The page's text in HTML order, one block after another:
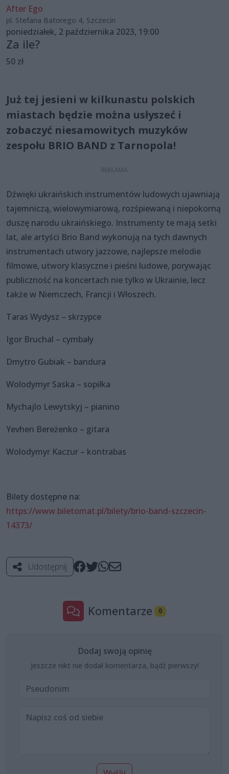
After Ego
pl. Stefana Batorego 4, Szczecin
poniedziałek, 2 października 2023, 19:00
Za ile?
50 zł
Już tej jesieni w kilkunastu polskich
miastach będzie można usłyszeć i
zobaczyć niesamowitych muzyków
zespołu BRIO BAND z Tarnopola!
Dźwięki ukraińskich instrumentów ludowych ujawniają
tajemniczą, wielowymiarową, rozśpiewaną i niepokorną
duszę narodu ukraińskiego. Instrumenty te mają setki
lat, ale artyści Brio Band wykonują na tych dawnych
instrumentach utwory jazzowe, najlepsze melodiе
filmowe, utwory klasyczne i pieśni ludowe, porywając
publiczność na koncertach nie tylko w Ukrainie, lecz
także w Niemczech, Francji i Włoszech.
Taras Wydysz – skrzypce
Igor Bruchal – cymbały
Dmytro Gubiak – bandura
Wolodymyr Saska – sopiłka
Mychajlo Lewytskyj – pianino
Yevhen Bereżenko – gitara
Wolodymyr Kaczur – kontrabas
Bilety dostępne na:
https://www.biletomat.pl/bilety/brio-band-szczecin-
14373/
Udostępnij
Komentarze 0
Dodaj swoją opinię
Jeszcze nikt nie dodał komentarza, bądź pierwszy!